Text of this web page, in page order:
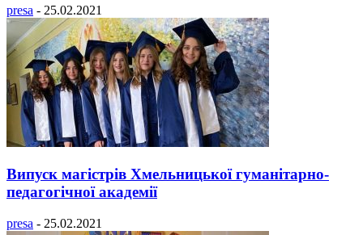
presa - 25.02.2021
Випуск магістрів Хмельницької гуманітарно-
педагогічної академії
presa - 25.02.2021